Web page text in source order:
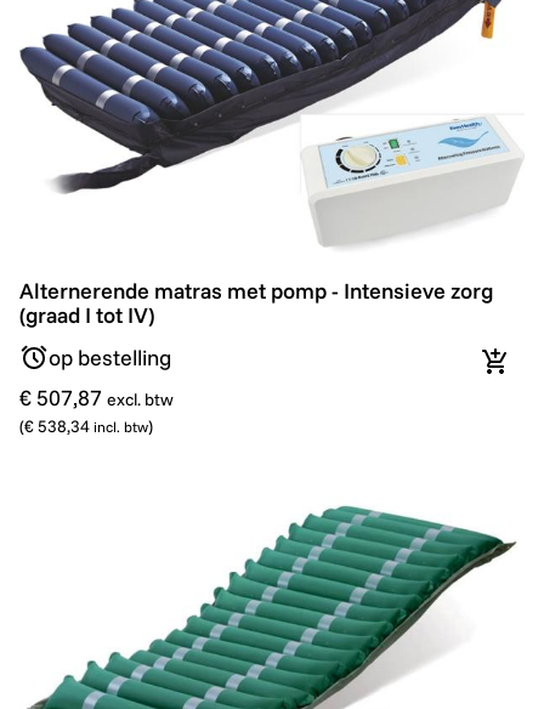
Alternerende matras met pomp - Intensieve zorg
Alternerende matras met pomp - Intensieve zorg
(graad I tot IV)
op bestelling
€ 507,87 excl. btw
(€ 538,34 incl. btw)
In